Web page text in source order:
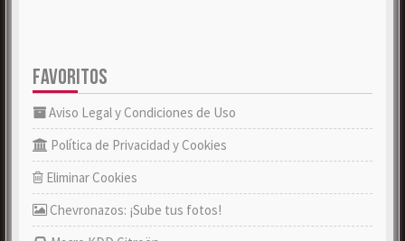
FAVORITOS
Aviso Legal y Condiciones de Uso
Política de Privacidad y Cookies
Eliminar Cookies
Chevronazos: ¡Sube tus fotos!